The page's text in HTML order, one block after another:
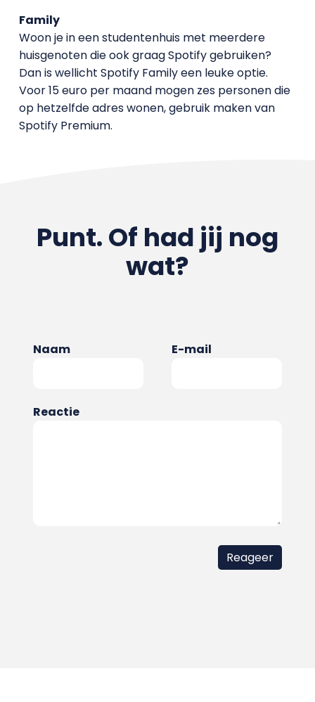
Family
Woon je in een studentenhuis met meerdere
huisgenoten die ook graag Spotify gebruiken?
Dan is wellicht Spotify Family een leuke optie.
Voor 15 euro per maand mogen zes personen die
op hetzelfde adres wonen, gebruik maken van
Spotify Premium.
Punt. Of had jij nog
wat?
Naam E-mail
Reactie